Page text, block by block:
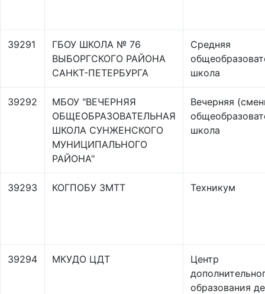
39291
ГБОУ ШКОЛА № 76
ВЫБОРГСКОГО РАЙОНА
САНКТ-ПЕТЕРБУРГА
Средняя
школа
39292
МБОУ "ВЕЧЕРНЯЯ
ОБЩЕОБРАЗОВАТЕЛЬНАЯ
ШКОЛА СУНЖЕНСКОГО
МУНИЦИПАЛЬНОГО
РАЙОНА"
Вечерняя
школа
39293 КОГПОБУ ЗМТТ Техникум
39294 МКУДО ЦДТ
Центр
образования